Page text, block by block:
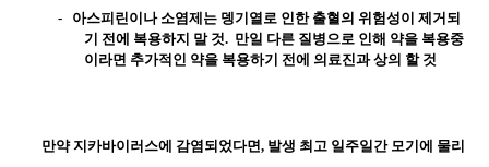
- 아스피린이나 소염제는 뎅기열로 인한 출혈의 위험성이 제거되
기 전에 복용하지 말 것. 만일 다른 질병으로 인해 약을 복용중
이라면 추가적인 약을 복용하기 전에 의료진과 상의 할 것
만약 지카바이러스에 감염되었다면, 발생 최고 일주일간 모기에 물리